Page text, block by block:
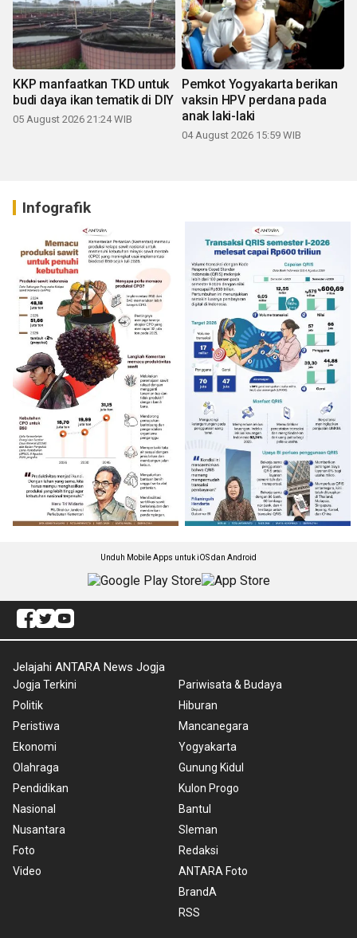
KKP manfaatkan TKD untuk
budi daya ikan tematik di DIY
05 August 2026 21:24 WIB
Pemkot Yogyakarta berikan
vaksin HPV perdana pada
anak laki-laki
04 August 2026 15:59 WIB
Infografik
Unduh Mobile Apps untuk iOS dan Android
Jelajahi ANTARA News Jogja
Jogja Terkini
Politik
Peristiwa
Ekonomi
Olahraga
Pendidikan
Nasional
Nusantara
Foto
Video
Pariwisata & Budaya
Hiburan
Mancanegara
Yogyakarta
Gunung Kidul
Kulon Progo
Bantul
Sleman
Redaksi
ANTARA Foto
BrandA
RSS